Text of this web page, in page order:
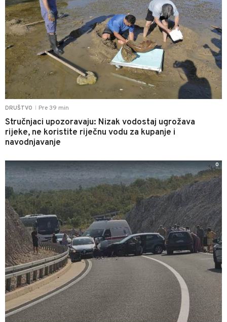
DRUŠTVO Pre 39 min
Stručnjaci upozoravaju: Nizak vodostaj ugrožava
rijeke, ne koristite riječnu vodu za kupanje i
navodnjavanje
0